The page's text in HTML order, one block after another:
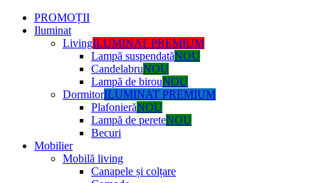
PROMOȚII
Iluminat
LivingILUMINAT PREMIUM
Lampă suspendatăNOU
CandelabruNOU
Lampă de birouNOU
DormitorILUMINAT PREMIUM
PlafonierăNOU
Lampă de pereteNOU
Becuri
Mobilier
Mobilă living
Canapele și colțare